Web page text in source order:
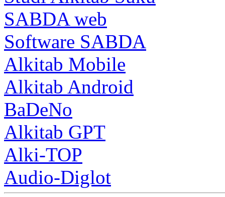
SABDA web
Software SABDA
Alkitab Mobile
Alkitab Android
BaDeNo
Alkitab GPT
Alki-TOP
Audio-Diglot